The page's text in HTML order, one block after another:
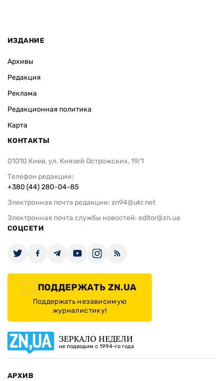
ИЗДАНИЕ
Архивы
Редакция
Реклама
Редакционная политика
Карта
КОНТАКТЫ
01010 Киев, ул. Князей Острожских, 19/1
Телефон редакции:
+380 (44) 280-04-85
Электронная почта редакции: zn94@ukr.net
Электронная почта службы новостей: editor@zn.ua
СОЦСЕТИ
ПОДДЕРЖАТЬ ZN.UA
Поддержать независимую
журналистику!
ЗЕРКАЛО НЕДЕЛИ
не подводим с 1994-го года
АРХИВ